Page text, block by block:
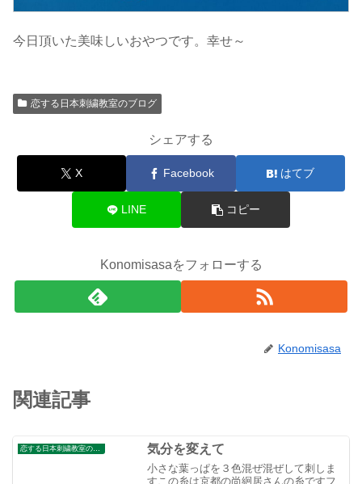
今日頂いた美味しいおやつです。幸せ～
恋する日本刺繍教室のブログ
シェアする
X Facebook はてブ
LINE コピー
Konomisasaをフォローする
Konomisasa
関連記事
気分を変えて
小さな葉っぱを３色混ぜ混ぜして刺しま
すこの糸は京都の尚絅居さんの糸ですフ